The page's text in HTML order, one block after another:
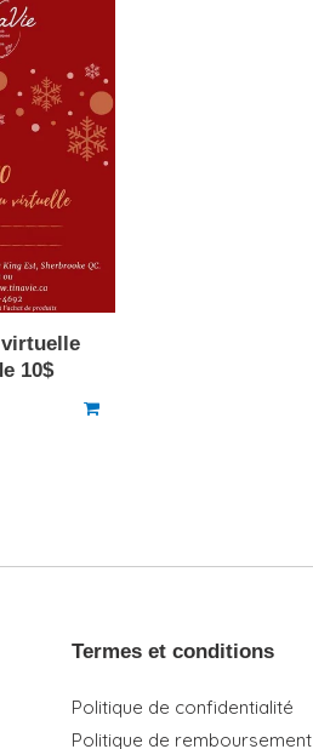
virtuelle
10$
Termes et conditions
Politique de confidentialité
Politique de remboursement